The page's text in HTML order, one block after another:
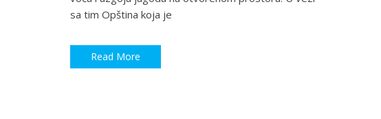
sa tim Opština koja je
Read More